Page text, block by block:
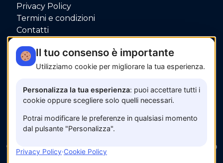
Privacy Policy
Termini e condizioni
Contatti
Pagamenti sicuri con
© 2026 www.amalfisunset.it —
— Facciamo
cose…
Il tuo consenso è importante
Utilizziamo cookie per migliorare la tua esperienza.
Personalizza la tua esperienza: puoi accettare tutti i
cookie oppure scegliere solo quelli necessari.
Potrai modificare le preferenze in qualsiasi momento
dal pulsante "Personalizza".
Privacy Policy·Cookie Policy